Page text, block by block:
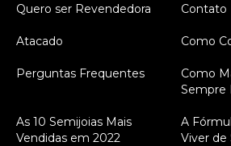
Quero ser Revendedora Contato
Atacado Como
Perguntas Frequentes
Como
Sempre
As 10 Semijoias Mais
Vendidas em 2022
A
Viver de